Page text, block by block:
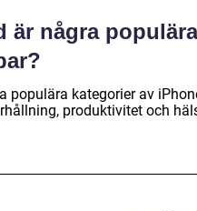
är några
populära kategorier av
produktivitet och